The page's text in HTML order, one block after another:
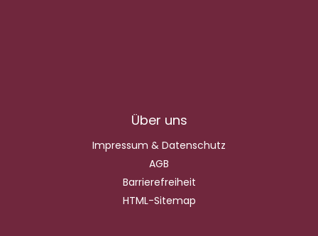
Über uns
Impressum & Datenschutz
AGB
Barrierefreiheit
HTML-Sitemap